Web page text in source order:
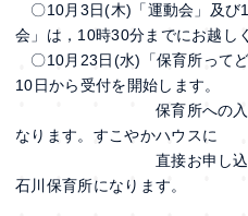
〇10月3日(木)「運動会」及び
会」は，10時30分までにお越し
〇10月23日(水)「保育所って
10日から受付を開始します。
保育所への入所を希
なります。すこやかハウスに
直接お申し込みくだ
石川保育所になります。